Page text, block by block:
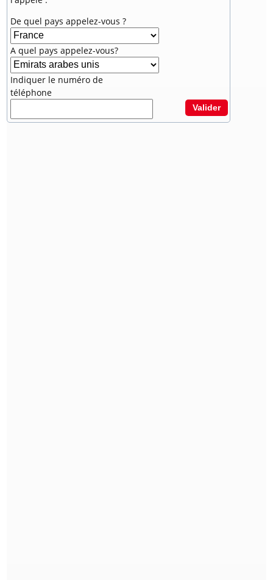
De quel pays appelez-vous ?
A quel pays appelez-vous?
Indiquer le numéro de
téléphone
Valider